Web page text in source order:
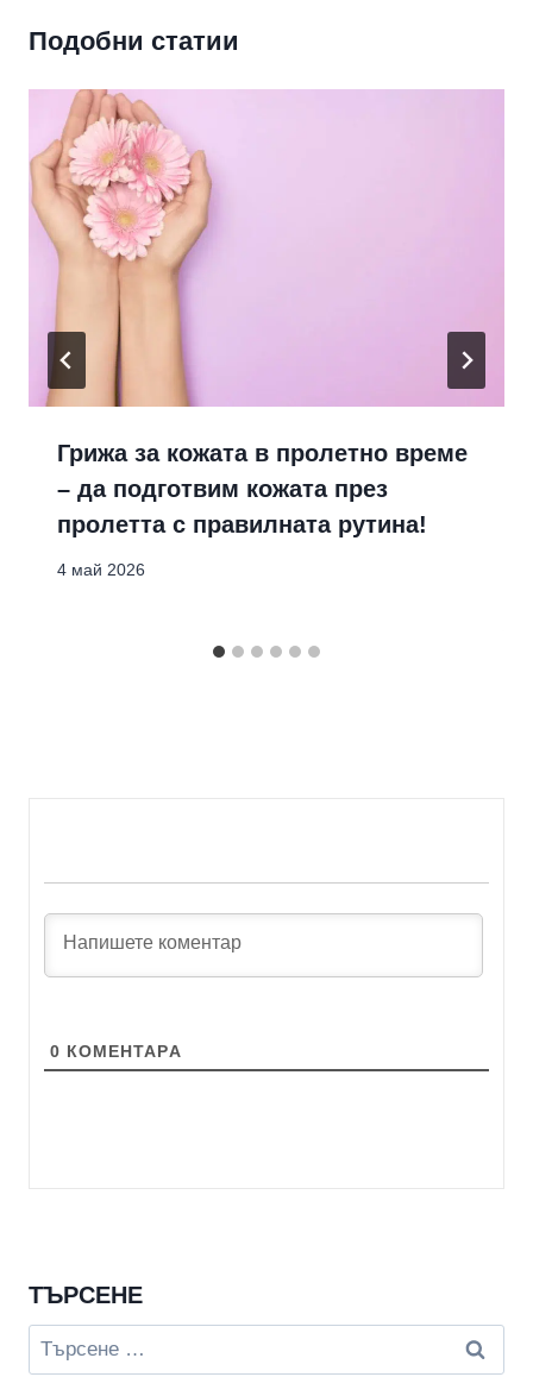
Подобни статии
Грижа за кожата в пролетно време
– да подготвим кожата през
пролетта с правилната рутина!
4 май 2026
0 КОМЕНТАРA
ТЪРСЕНЕ
Търсене
за: